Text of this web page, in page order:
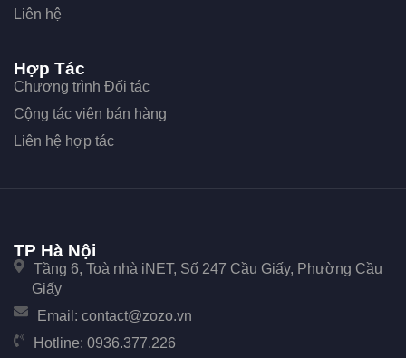
Liên hệ
Hợp Tác
Chương trình Đối tác
Cộng tác viên bán hàng
Liên hệ hợp tác
TP Hà Nội
Tầng 6, Toà nhà iNET, Số 247 Cầu Giấy, Phường Cầu
Giấy
Email: contact@zozo.vn
Hotline: 0936.377.226